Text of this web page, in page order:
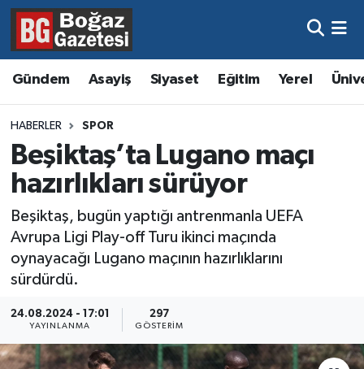
Gündem Asayiş Siyaset Eğitim Yerel
HABERLER SPOR
Beşiktaş’ta Lugano maçı
hazırlıkları sürüyor
Beşiktaş, bugün yaptığı antrenmanla UEFA
Avrupa Ligi Play-off Turu ikinci maçında
oynayacağı Lugano maçının hazırlıklarını
sürdürdü.
24.08.2024 - 17:01
YAYINLANMA
297
GÖSTERIM
Asayiş
Eğitim
Ekonomi
Gündem
Kültür ve Sanat
Magazin
Resmi İlanlar
Sağlık
Hava Durumu
Trafik Durumu
Süper Lig Puan Durumu ve Fikstür
Tüm Manşetler
Son Dakika Haberleri
Haber Arşivi